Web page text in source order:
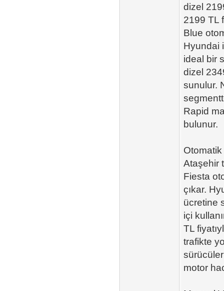
dizel
2199 TL
Blue
Hyundai
ideal bir
dizel
sunulur.
Rapid
bulunur.
Ataşehir
Fiesta
çıkar.
ücretine
içi
TL
trafikte
motor